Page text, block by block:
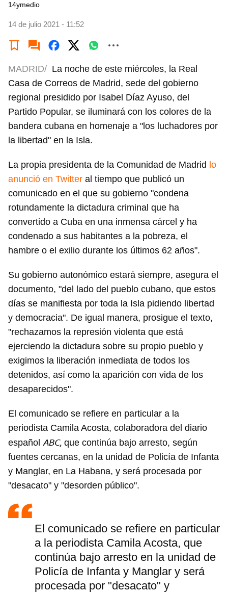
14ymedio
14 de julio 2021 - 11:52
MADRID/ La noche de este miércoles, la Real
Casa de Correos de Madrid, sede del gobierno
regional presidido por Isabel Díaz Ayuso, del
Partido Popular, se iluminará con los colores de la
bandera cubana en homenaje a "los luchadores por
la libertad" en la Isla.
La propia presidenta de la Comunidad de Madrid lo
anunció en Twitter al tiempo que publicó un
comunicado en el que su gobierno "condena
rotundamente la dictadura criminal que ha
convertido a Cuba en una inmensa cárcel y ha
condenado a sus habitantes a la pobreza, el
hambre o el exilio durante los últimos 62 años".
Su gobierno autonómico estará siempre, asegura el
documento, "del lado del pueblo cubano, que estos
días se manifiesta por toda la Isla pidiendo libertad
y democracia". De igual manera, prosigue el texto,
"rechazamos la represión violenta que está
ejerciendo la dictadura sobre su propio pueblo y
exigimos la liberación inmediata de todos los
detenidos, así como la aparición con vida de los
desaparecidos".
El comunicado se refiere en particular a la
periodista Camila Acosta, colaboradora del diario
español ABC, que continúa bajo arresto, según
fuentes cercanas, en la unidad de Policía de Infanta
y Manglar, en La Habana, y será procesada por
"desacato" y "desorden público".
El comunicado se refiere en particular
a la periodista Camila Acosta, que
continúa bajo arresto en la unidad de
Policía de Infanta y Manglar y será
procesada por "desacato" y